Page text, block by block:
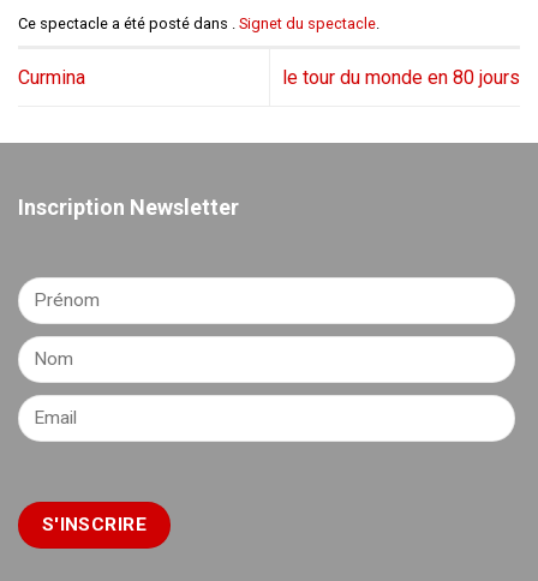
Ce spectacle a été posté dans . Signet du spectacle
Curmina le tour du monde en 80 jours
Inscription Newsletter